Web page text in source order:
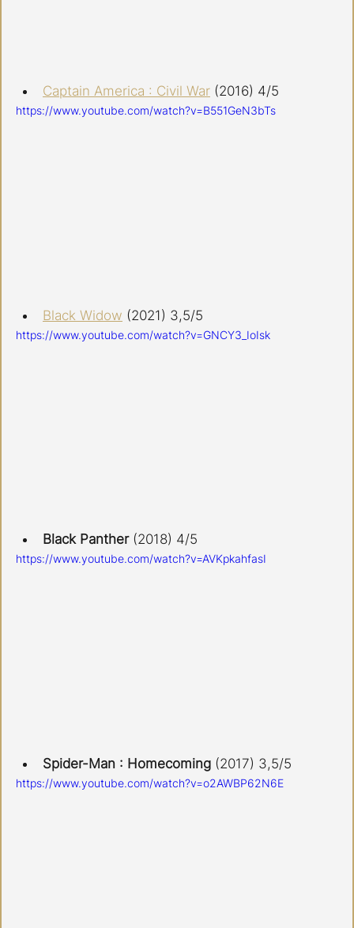
Captain America : Civil War (2016) 4/5
https://www.youtube.com/watch?v=B551GeN3bTs
Black Widow (2021) 3,5/5
https://www.youtube.com/watch?v=GNCY3_IoIsk
Black Panther (2018) 4/5
https://www.youtube.com/watch?v=AVKpkahfasI
Spider-Man : Homecoming (2017) 3,5/5
https://www.youtube.com/watch?v=o2AWBP62N6E